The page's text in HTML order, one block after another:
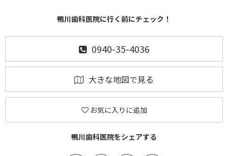
鴨川歯科医院に行く前にチェック！
0940-35-4036
大きな地図で見る
お気に入りに追加
鴨川歯科医院をシェアする